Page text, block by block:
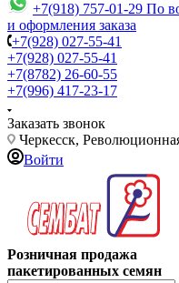
+7(918) 757-01-29 По
и оформления заказа
+7(928) 027-55-41
+7(928) 027-55-41
+7(8782) 26-60-55
+7(996) 417-23-17
Заказать звонок
Черкесск,
Войти
Розничная продажа
пакетированных семян